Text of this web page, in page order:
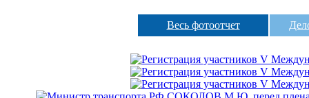
Весь фотоотчет